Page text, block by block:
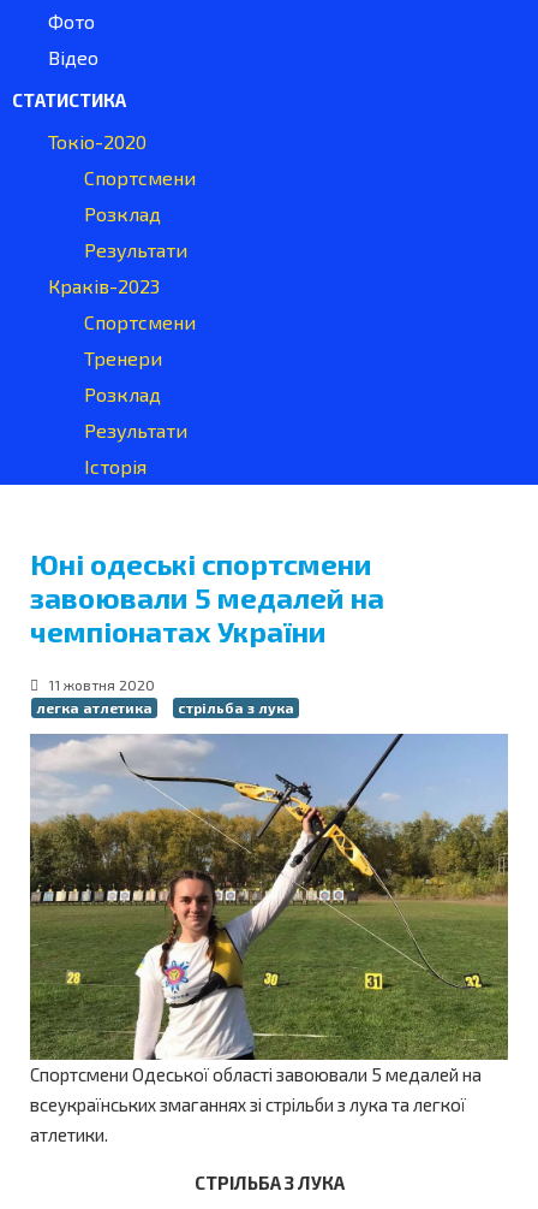
Фото
Відео
СТАТИСТИКА
Токіо-2020
Спортсмени
Розклад
Результати
Краків-2023
Спортсмени
Тренери
Розклад
Результати
Історія
Юні одеські спортсмени
завоювали 5 медалей на
чемпіонатах України
11 жовтня 2020
легка атлетика
стрільба з лука
Спортсмени Одеської області завоювали 5 медалей на
всеукраїнських змаганнях зі стрільби з лука та легкої
атлетики.
СТРІЛЬБА З ЛУКА